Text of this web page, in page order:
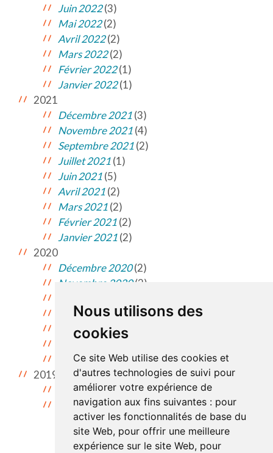
Nous utilisons des
cookies
Ce site Web utilise des cookies et
d'autres technologies de suivi pour
améliorer votre expérience de
navigation aux fins suivantes : pour
activer les fonctionnalités de base du
site Web, pour offrir une meilleure
expérience sur le site Web, pour
Juin 2022(3)
Mai 2022(2)
Avril 2022(2)
Mars 2022(2)
Février 2022(1)
Janvier 2022(1)
2021
Décembre 2021(3)
Novembre 2021(4)
Septembre 2021(2)
Juillet 2021(1)
Juin 2021(5)
Avril 2021(2)
Mars 2021(2)
Février 2021(2)
Janvier 2021(2)
2020
Décembre 2020(2)
Novembre 2020(2)
Septembre 2020(3)
Mars 2020(1)
Janvier 2020(2)
2019
Décembre 2019(2)
Novembre 2019(1)